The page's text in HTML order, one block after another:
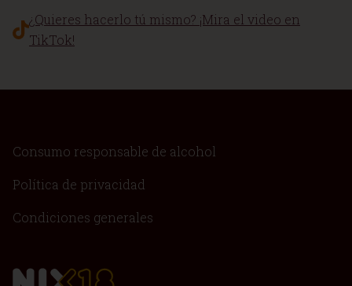
¿Quieres hacerlo tú mismo? ¡Mira el video en
TikTok!
Consumo responsable de alcohol
Política de privacidad
Condiciones generales